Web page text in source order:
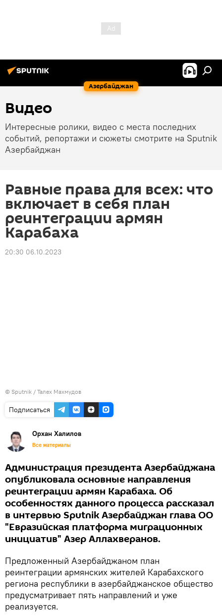
Азербайджан
Видео
Интересные ролики, видео с места последних
событий, репортажи и сюжеты смотрите на Sputnik
Азербайджан
Равные права для всех: что
включает в себя план
реинтеграции армян
Карабаха
20:30 06.10.2023
© Sputnik / Талех Махмудов
Подписаться
Орхан Халилов
Все материалы
Администрация президента Азербайджана
опубликовала основные направления
реинтеграции армян Карабаха. Об
особенностях данного процесса рассказал
в интервью Sputnik Азербайджан глава ОО
"Евразийская платформа миграционных
инициатив" Азер Аллахверанов.
Предложенный Азербайджаном план
реинтеграции армянских жителей Карабахского
региона республики в азербайджанское общество
предусматривает пять направлений и уже
реализуется.